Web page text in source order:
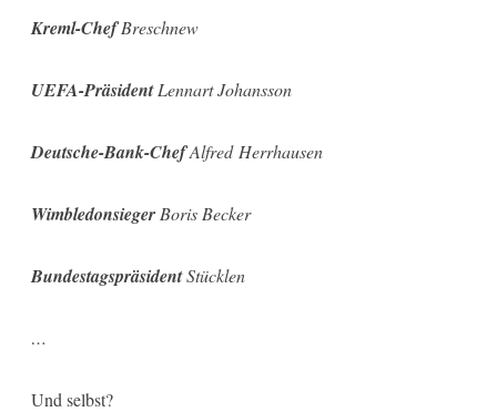
Kreml-ChefBreschnew
UEFA-PräsidentLennart Johansson
Deutsche-Bank-ChefAlfred Herrhausen
Wimbledonsieger Boris Becker
BundestagspräsidentStücklen
…
Und selbst?